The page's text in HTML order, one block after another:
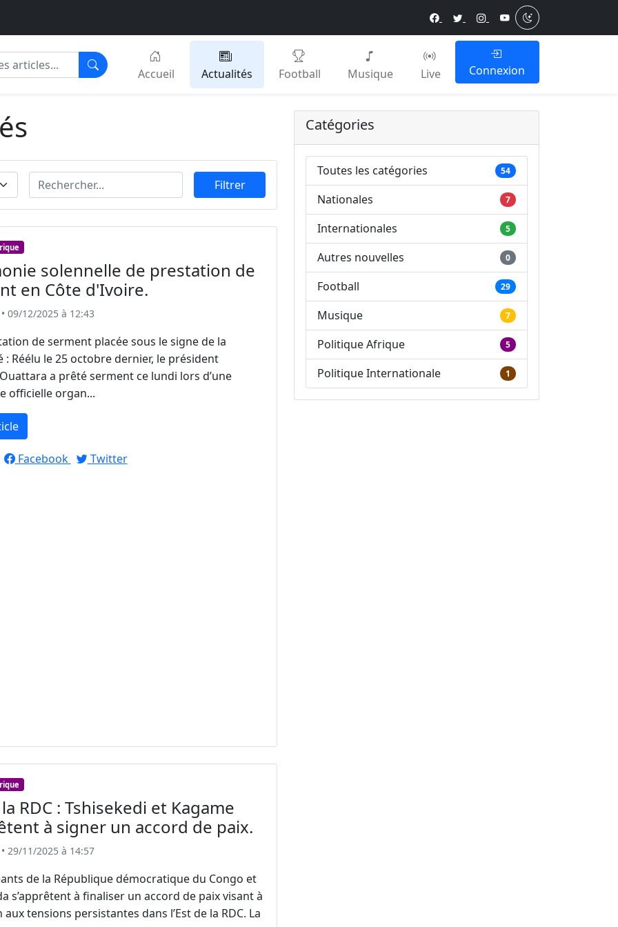
Accueil Actualités Football Musique Live Connexion
Filtrer
solennelle de prestation de
en Côte d'Ivoire.
09/12/2025 à 12:43
de serment placée sous le signe de la
Réélu le 25 octobre dernier, le président
a prêté serment ce lundi lors d’une
officielle organ...
Facebook Twitter
RDC : Tshisekedi et Kagame
à signer un accord de paix.
29/11/2025 à 14:57
de la République démocratique du Congo et
s’apprêtent à finaliser un accord de paix visant à
tensions persistantes dans l’Est de la RDC. La
Catégories
Toutes les catégories 54
Nationales 7
Internationales 5
Autres nouvelles 0
Football 29
Musique 7
Politique Afrique 5
Politique Internationale 1